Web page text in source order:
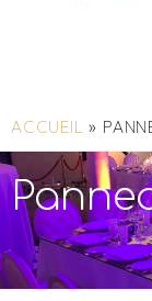
ACCUEIL »